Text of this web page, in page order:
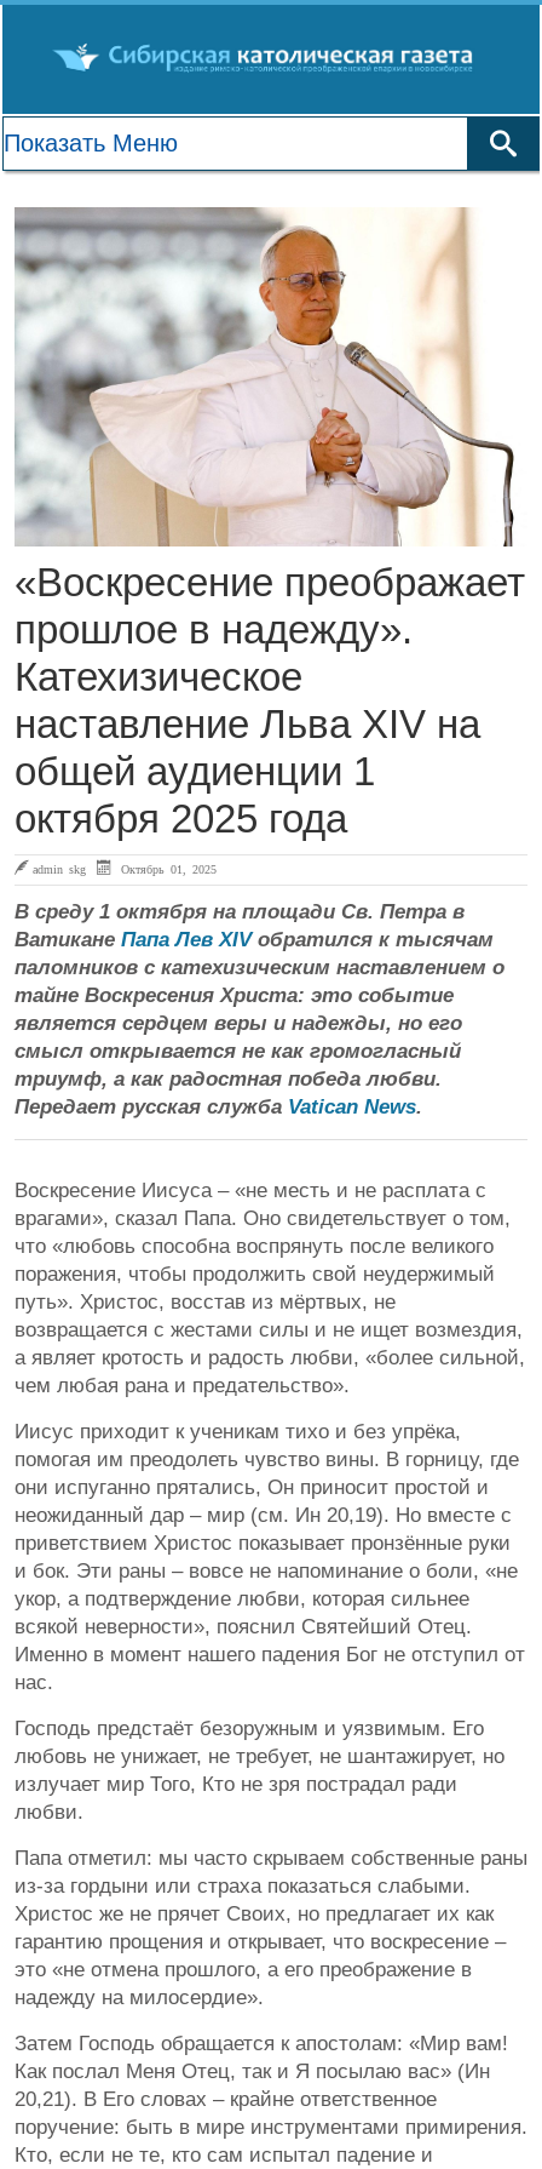
«Воскресение преображает
прошлое в надежду».
Катехизическое
наставление Льва XIV на
общей аудиенции 1
октября 2025 года
admin skg Октябрь 01, 2025
В среду 1 октября на площади Св. Петра в
Ватикане Папа Лев XIVобратился к тысячам
паломников с катехизическим наставлением о
тайне Воскресения Христа: это событие
является сердцем веры и надежды, но его
смысл открывается не как громогласный
триумф, а как радостная победа любви.
Передает русская служба Vatican News.
Воскресение Иисуса – «не месть и не расплата с
врагами», сказал Папа. Оно свидетельствует о том,
что «любовь способна воспрянуть после великого
поражения, чтобы продолжить свой неудержимый
путь». Христос, восстав из мёртвых, не
возвращается с жестами силы и не ищет возмездия,
а являет кротость и радость любви, «более сильной,
чем любая рана и предательство».
Иисус приходит к ученикам тихо и без упрёка,
помогая им преодолеть чувство вины. В горницу, где
они испуганно прятались, Он приносит простой и
неожиданный дар – мир (см. Ин 20,19). Но вместе с
приветствием Христос показывает пронзённые руки
и бок. Эти раны – вовсе не напоминание о боли, «не
укор, а подтверждение любви, которая сильнее
всякой неверности», пояснил Святейший Отец.
Именно в момент нашего падения Бог не отступил от
нас.
Господь предстаёт безоружным и уязвимым. Его
любовь не унижает, не требует, не шантажирует, но
излучает мир Того, Кто не зря пострадал ради
любви.
Папа отметил: мы часто скрываем собственные раны
из-за гордыни или страха показаться слабыми.
Христос же не прячет Своих, но предлагает их как
гарантию прощения и открывает, что воскресение –
это «не отмена прошлого, а его преображение в
надежду на милосердие».
Затем Господь обращается к апостолам: «Мир вам!
Как послал Меня Отец, так и Я посылаю вас» (Ин
20,21). В Его словах – крайне ответственное
поручение: быть в мире инструментами примирения.
Кто, если не те, кто сам испытал падение и